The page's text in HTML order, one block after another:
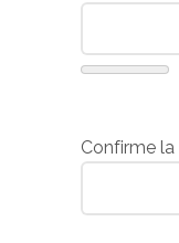
Confirme